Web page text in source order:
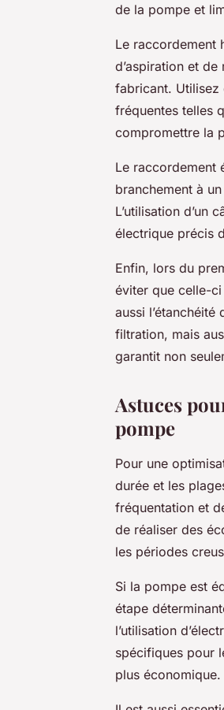
de la pompe et
Le raccordement
d’aspiration et
fabricant. Utilisez
fréquentes telles
compromettre la
Le raccordement
branchement à
L’utilisation d’un
électrique précis
Enfin, lors du
éviter que celle-
aussi
filtration, mais
garantit non
Astuces
pompe
Pour une
durée et les
fréquentation et
de réaliser des
les périodes
Si la pompe est
étape
l’utilisation
spécifiques pour
plus économique.